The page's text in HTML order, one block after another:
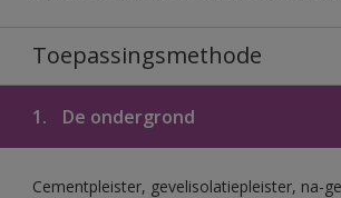
Toepassingsmethode
1. De ondergrond
Cementpleister, gevelisolatiepleister, na-